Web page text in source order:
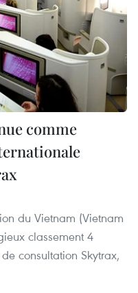
comme
du Vietnam (Vietnam
classement 4
consultation Skytrax,